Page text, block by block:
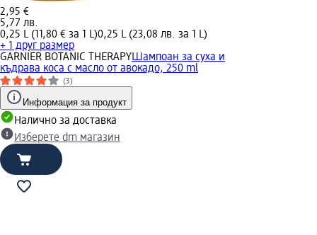
2,95 €
5,77 лв.
0,25 L (11,80 € за 1 L)0,25 L (23,08 лв. за 1 L)
+ 1 друг размер
GARNIER BOTANIC THERAPYШампоан за суха и
къдрава коса с масло от авокадо, 250 ml
(3)
Информация за продукт
Налично за доставка
Изберете dm магазин